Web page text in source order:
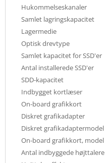
Hukommelseskanaler
Samlet lagringskapacitet
Lagermedie
Optisk drevtype
Samlet kapacitet for SSD'er
Antal installerede SSD'er
SDD-kapacitet
Indbygget kortlæser
On-board grafikkort
Diskret grafikadapter
Diskret grafikadaptermodel
On-board grafikkort, model
Antal indbyggede højttalere